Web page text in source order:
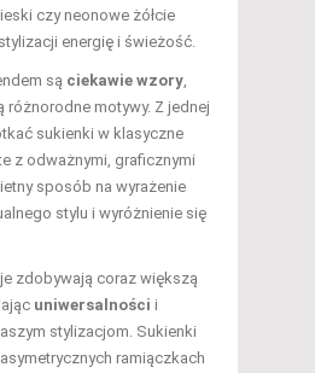
czy neonowe żółcie
energię i świeżość.
są ciekawie wzory
różnorodne motywy. Z jednej
sukienki w klasyczne
z odważnymi, graficznymi
sposób na wyrażenie
stylu i wyróżnienie się
zdobywają coraz większą
uniwersalności i
stylizacjom. Sukienki
ramiączkach